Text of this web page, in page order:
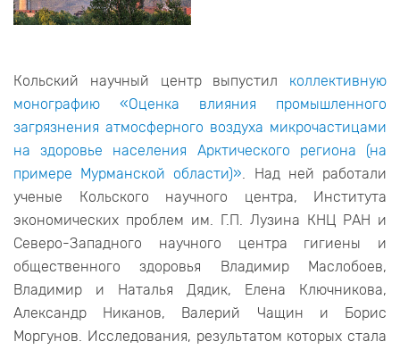
Кольский научный центр выпустил коллективную
монографию «Оценка влияния промышленного
загрязнения атмосферного воздуха микрочастицами
на здоровье населения Арктического региона (на
примере Мурманской области)». Над ней работали
ученые Кольского научного центра, Института
экономических проблем им. Г.П. Лузина КНЦ РАН и
Северо-Западного научного центра гигиены и
общественного здоровья Владимир Маслобоев,
Владимир и Наталья Дядик, Елена Ключникова,
Александр Никанов, Валерий Чащин и Борис
Моргунов. Исследования, результатом которых стала